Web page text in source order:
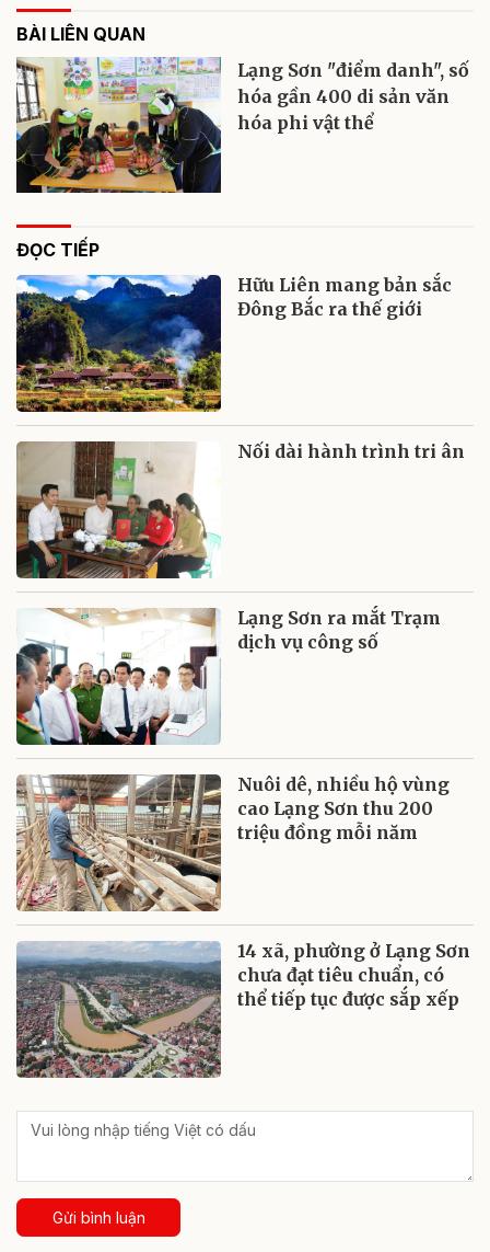
BÀI LIÊN QUAN
Lạng Sơn "điểm danh", số
hóa gần 400 di sản văn
hóa phi vật thể
ĐỌC TIẾP
Hữu Liên mang bản sắc
Đông Bắc ra thế giới
Nối dài hành trình tri ân
Lạng Sơn ra mắt Trạm
dịch vụ công số
Nuôi dê, nhiều hộ vùng
cao Lạng Sơn thu 200
triệu đồng mỗi năm
14 xã, phường ở Lạng Sơn
chưa đạt tiêu chuẩn, có
thể tiếp tục được sắp xếp
Gửi bình luận